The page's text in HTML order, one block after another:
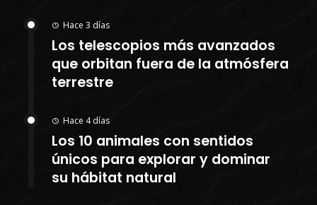
Hace 3 días
Los telescopios más avanzados
que orbitan fuera de la atmósfera
terrestre
Hace 4 días
Los 10 animales con sentidos
únicos para explorar y dominar
su hábitat natural